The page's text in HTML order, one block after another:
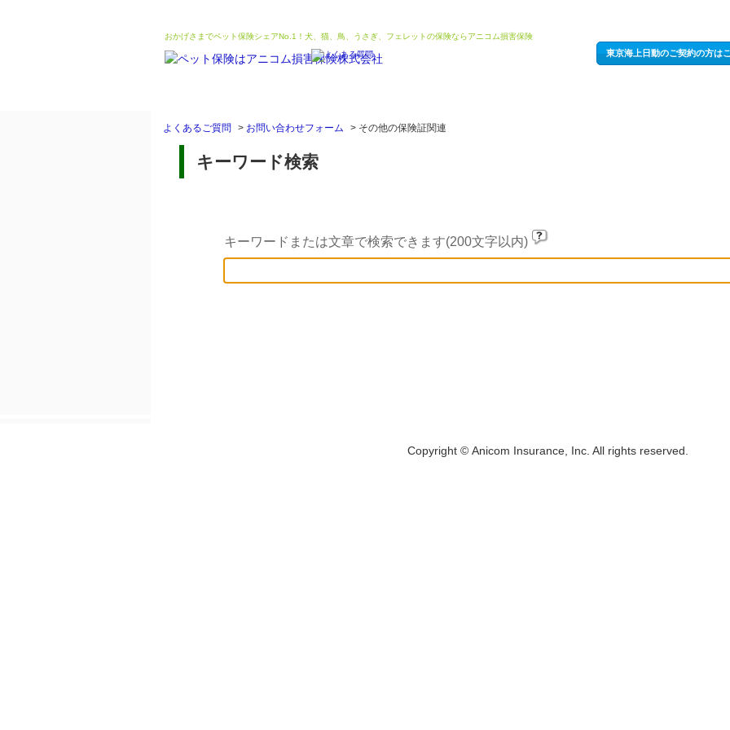
おかげさまでペット保険シェアNo.1！犬、猫、鳥、うさぎ、フェレットの保険ならアニコム損害保険
東京海上日動のご契約の方は
よくあるご質問 > お問い合わせフォーム > その他の保険証関連
キーワード検索
キーワードまたは文章で検索できます(200文字以内)
Copyright © Anicom Insurance, Inc. All rights reserved.